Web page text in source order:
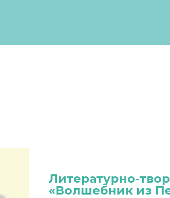
Литературно-
«Волшебник из